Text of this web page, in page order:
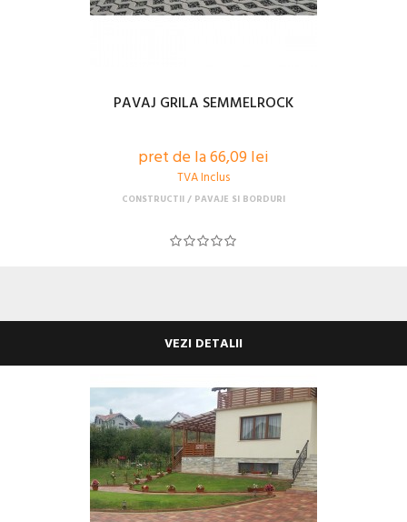
PAVAJ GRILA SEMMELROCK
pret de la 66,09 lei
TVA Inclus
CONSTRUCTII PAVAJE SI BORDURI
VEZI DETALII